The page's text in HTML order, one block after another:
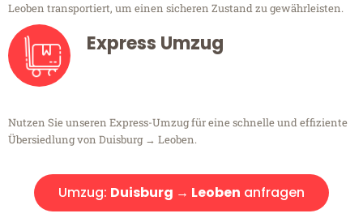
Leoben transportiert, um einen sicheren Zustand zu gewährleisten.
Express Umzug
Nutzen Sie unseren Express-Umzug für eine schnelle und effiziente
Übersiedlung von Duisburg → Leoben.
Umzug: Duisburg → Leoben anfragen